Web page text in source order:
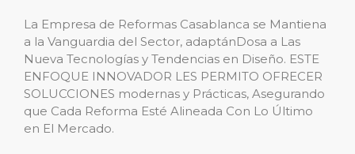
La Empresa de Reformas Casablanca se Mantiena
a la Vanguardia del Sector, adaptánDosa a Las
Nueva Tecnologías y Tendencias en Diseño. ESTE
ENFOQUE INNOVADOR LES PERMITO OFRECER
SOLUCCIONES modernas y Prácticas, Asegurando
que Cada Reforma Esté Alineada Con Lo Último
en El Mercado.